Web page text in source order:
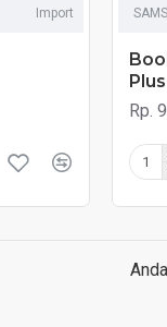
Import
Plus
Rp.